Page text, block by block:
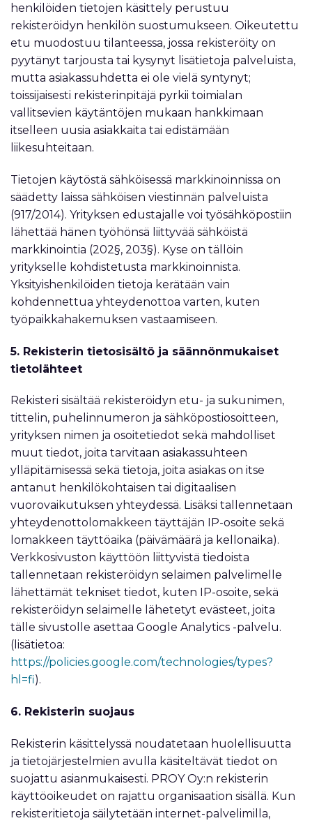
henkilöiden tietojen käsittely perustuu
rekisteröidyn henkilön suostumukseen. Oikeutettu
etu muodostuu tilanteessa, jossa rekisteröity on
pyytänyt tarjousta tai kysynyt lisätietoja palveluista,
mutta asiakassuhdetta ei ole vielä syntynyt;
toissijaisesti rekisterinpitäjä pyrkii toimialan
vallitsevien käytäntöjen mukaan hankkimaan
itselleen uusia asiakkaita tai edistämään
liikesuhteitaan.
Tietojen käytöstä sähköisessä markkinoinnissa on
säädetty laissa sähköisen viestinnän palveluista
(917/2014). Yrityksen edustajalle voi työsähköpostiin
lähettää hänen työhönsä liittyvää sähköistä
markkinointia (202§, 203§). Kyse on tällöin
yritykselle kohdistetusta markkinoinnista.
Yksityishenkilöiden tietoja kerätään vain
kohdennettua yhteydenottoa varten, kuten
työpaikkahakemuksen vastaamiseen.
5. Rekisterin tietosisältö ja säännönmukaiset
tietolähteet
Rekisteri sisältää rekisteröidyn etu- ja sukunimen,
tittelin, puhelinnumeron ja sähköpostiosoitteen,
yrityksen nimen ja osoitetiedot sekä mahdolliset
muut tiedot, joita tarvitaan asiakassuhteen
ylläpitämisessä sekä tietoja, joita asiakas on itse
antanut henkilökohtaisen tai digitaalisen
vuorovaikutuksen yhteydessä. Lisäksi tallennetaan
yhteydenottolomakkeen täyttäjän IP-osoite sekä
lomakkeen täyttöaika (päivämäärä ja kellonaika).
Verkkosivuston käyttöön liittyvistä tiedoista
tallennetaan rekisteröidyn selaimen palvelimelle
lähettämät tekniset tiedot, kuten IP-osoite, sekä
rekisteröidyn selaimelle lähetetyt evästeet, joita
tälle sivustolle asettaa Google Analytics -palvelu.
(lisätietoa:
https://policies.google.com/technologies/types?
hl=fi).
6. Rekisterin suojaus
Rekisterin käsittelyssä noudatetaan huolellisuutta
ja tietojärjestelmien avulla käsiteltävät tiedot on
suojattu asianmukaisesti. PROY Oy:n rekisterin
käyttöoikeudet on rajattu organisaation sisällä. Kun
rekisteritietoja säilytetään internet-palvelimilla,